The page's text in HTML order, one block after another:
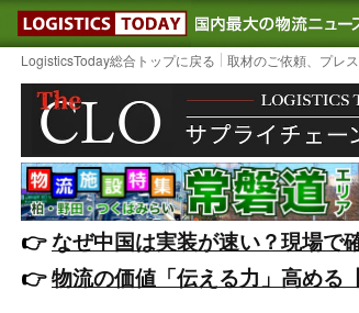
LOGISTICS TODAY
LogisticsToday総合トップに戻る 取材のご依頼、プレ
👉️なぜ中国は実装が速い？現場で
👉️物流の価値「伝える力」高める